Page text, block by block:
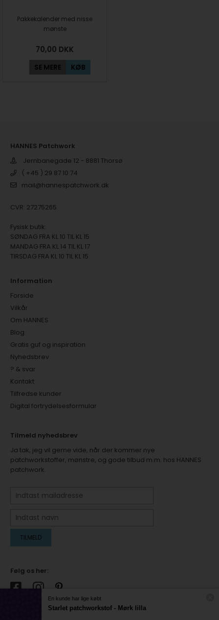
Pakkekalender med nisse
mønste
70,00 DKK
SE MERE KØB
HANNES Patchwork
Jernbanegade 12 - 8881 Thorsø
( +45 ) 29 87 10 74
mail@hannespatchwork.dk
CVR: 27275265
Fysisk butik:
SØNDAG FRA KL 10 TIL KL 15
MANDAG FRA KL 14 TIL KL 17
TIRSDAG FRA KL 10 TIL KL 15
Information
Forside
Vilkår
Om HANNES
Blog
Gratis guf og inspiration
Nyhedsbrev
? & svar
Kontakt
Tilfredse kunder
Digital fortrydelsesformular
Tilmeld nyhedsbrev
Ja tak, jeg vil gerne vide, når der kommer nye
patchworkstoffer, mønstre, og gode tilbud m.m. hos HANNES
patchwork.
Følg os her:
En kunde har lige købt
Starlet patchworkstof - Mørk lilla